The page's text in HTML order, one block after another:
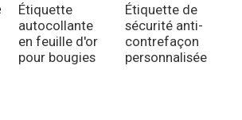
Étiquette
autocollante
en feuille d'or
pour bougies
Étiquette de
sécurité anti-
contrefaçon
personnalisée